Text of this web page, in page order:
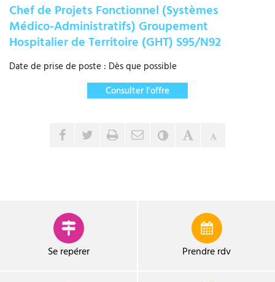
Chef de Projets Fonctionnel (Systèmes
Médico-Administratifs) Groupement
Hospitalier de Territoire (GHT) S95/N92
Date de prise de poste : Dès que possible
Consulter l'offre
Partager sur Facebook
Partager sur Twitter
ImprimerEnvoyer par e-mail
ContrasteAgrandir le
Réduire le
Se repérer Prendre rdv